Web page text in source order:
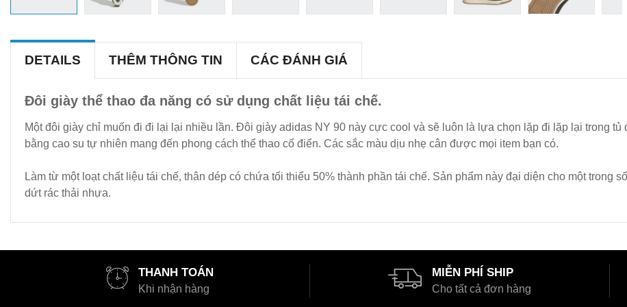
DETAILS THÊM THÔNG TIN CÁC ĐÁNH GIÁ
Đôi giày thể thao đa năng có sử dụng chất liệu tái chế.
Một đôi giày chỉ muốn đi đi lại lại nhiều lần. Đôi giày adidas NY 90 này cực cool và sẽ luôn là lựa chọn lặp đi lặp lại trong
bằng cao su tự nhiên mang đến phong cách thể thao cổ điển. Các sắc màu dịu nhẹ cân được mọi item bạn có.
Làm từ một loạt chất liệu tái chế, thân dép có chứa tối thiểu 50% thành phần tái chế. Sản phẩm này đại diện cho một trong
dứt rác thải nhựa.
THANH TOÁN
Khi nhận hàng
MIỄN PHÍ SHIP
Cho tất cả đơn hàng